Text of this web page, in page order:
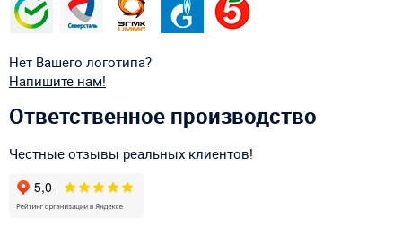
Нет Вашего логотипа?
Напишите нам!
Ответственное производство
Честные отзывы реальных клиентов!